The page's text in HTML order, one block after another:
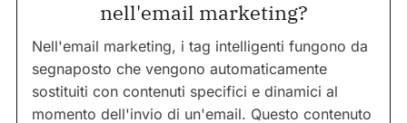
nell'email marketing?
Nell'email marketing, i tag intelligenti fungono da
segnaposto che vengono automaticamente
sostituiti con contenuti specifici e dinamici al
momento dell'invio di un'email. Questo contenuto